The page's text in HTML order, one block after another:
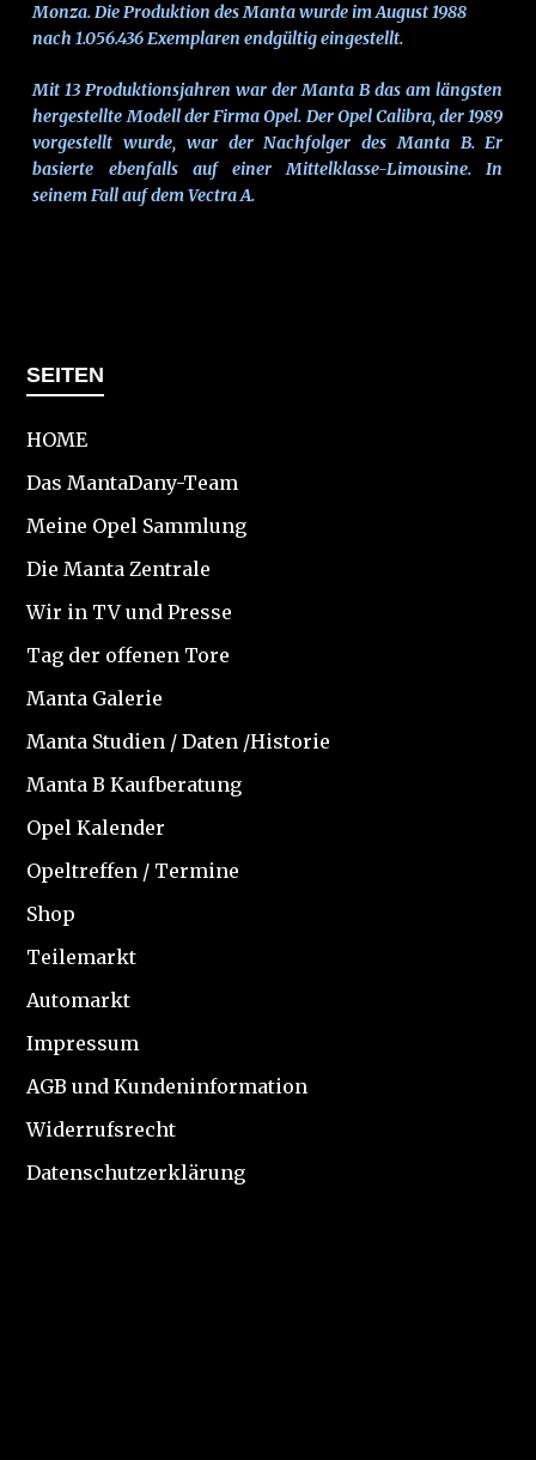
Monza. Die Produktion des Manta wurde im August 1988
nach 1.056.436 Exemplaren endgültig eingestellt.
Mit 13 Produktionsjahren war der Manta B das am längsten
hergestellte Modell der Firma Opel. Der Opel Calibra, der 1989
vorgestellt wurde, war der Nachfolger des Manta B. Er
basierte ebenfalls auf einer Mittelklasse-Limousine. In
seinem Fall auf dem Vectra A.
SEITEN
HOME
Das MantaDany-Team
Meine Opel Sammlung
Die Manta Zentrale
Wir in TV und Presse
Tag der offenen Tore
Manta Galerie
Manta Studien / Daten /Historie
Manta B Kaufberatung
Opel Kalender
Opeltreffen / Termine
Shop
Teilemarkt
Automarkt
Impressum
AGB und Kundeninformation
Widerrufsrecht
Datenschutzerklärung